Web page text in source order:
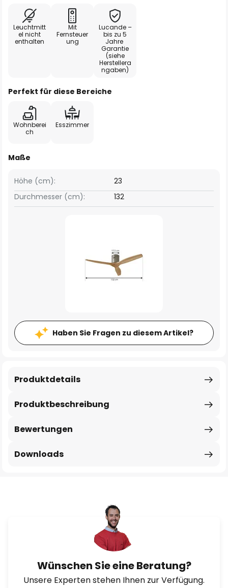
Leuchtmitt
el nicht
enthalten
Mit
Fernsteuer
ung
Lucande –
bis zu 5
Jahre
Garantie
(siehe
Herstellera
ngaben)
Perfekt für diese Bereiche
Wohnberei
ch
Esszimmer
Maße
Höhe (cm):
23
Durchmesser (cm):
132
Haben Sie Fragen zu diesem Artikel?
Produktbeschreibung
Produktdetails
Bewertungen
Downloads
Wünschen Sie eine Beratung?
Unsere Experten stehen Ihnen zur Verfügung.